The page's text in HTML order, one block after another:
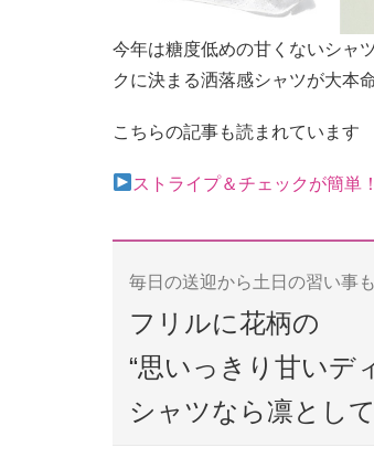
今年は糖度低めの甘くないシャ
クに決まる洒落感シャツが大本
こちらの記事も読まれています
ストライプ＆チェックが簡単
毎日の送迎から土日の習い事も
フリルに花柄の
“思いっきり甘いデ
シャツなら凛とし